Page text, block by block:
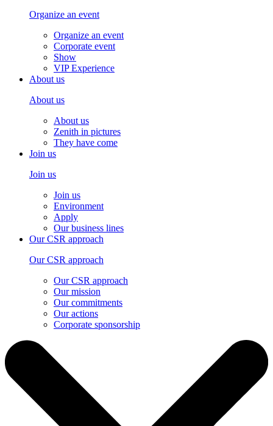
Organize an event
Organize an event
Corporate event
Show
VIP Experience
About us
About us
About us
Zenith in pictures
They have come
Join us
Join us
Join us
Environment
Apply
Our business lines
Our CSR approach
Our CSR approach
Our CSR approach
Our mission
Our commitments
Our actions
Corporate sponsorship